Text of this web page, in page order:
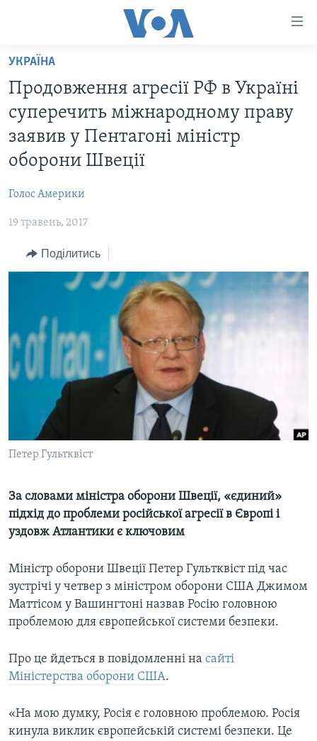
Перейти
матеріалу
Перейти
меню
сторінки
до
Пошуку
АКТУАЛЬНО
США
ВІЙНА - ЦЕ ОСОБИСТЕ
УКРАЇНЦІ У СВІТІ
НАУКА
ЗДОРОВ'Я
СУСПІЛЬСТВО
ЕКОНОМІКА
ІСТОРІЇ УСПІХУ УКРАЇНЦІВ
АНАЛІТИКА
ПОЛІТИКА В США
ДНІВ
УКРАЇНЦІ В АМЕРИЦІ
ІНТЕРВ'Ю
БОРОТЬБА З ДЕЗІНФОРМАЦІЄЮ
ВІДЕО
ТЕЛЕПРОГРАМИ
ЧАС-TIME
БРИФІНГ ГОЛОСУ АМЕРИКИ
СТУДІЯ ВАШИНГТОН
ВІКНО В АМЕРИКУ
ПОГЛЯД З ВАШИНГТОНА
ENGLISH
Learning English
Мови
УКРАЇНА
Продовження агресії РФ в Україні
суперечить міжнародному праву
заявив у Пентагоні міністр
оборони Швеції
Голос Америки
19 травень, 2017
Поділитись
Петер Гультквіст
За словами міністра оборони Швеції, «єдиний»
підхід до проблеми російської агресії в Європі і
уздовж Атлантики є ключовим
Міністр оборони Швеції Петер Гультквіст під час
зустрічі у четвер з міністром оборони США Джимом
Маттісом у Вашингтоні назвав Росію головною
проблемою для європейської системи безпеки.
Про це йдеться в повідомленні на сайті
Міністерства оборони США.
«На мою думку, Росія є головною проблемою. Росія
кинула виклик європейській системі безпеки. Це